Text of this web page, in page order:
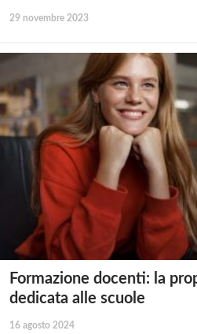
29 novembre 2023
Formazione docenti: la
dedicata alle scuole
16 agosto 2024